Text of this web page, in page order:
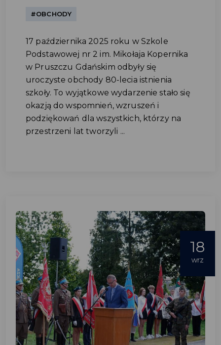
#OBCHODY
17 października 2025 roku w Szkole
Podstawowej nr 2 im. Mikołaja Kopernika
w Pruszczu Gdańskim odbyły się
uroczyste obchody 80-lecia istnienia
szkoły. To wyjątkowe wydarzenie stało się
okazją do wspomnień, wzruszeń i
podziękowań dla wszystkich, którzy na
przestrzeni lat tworzyli ...
18
wrz